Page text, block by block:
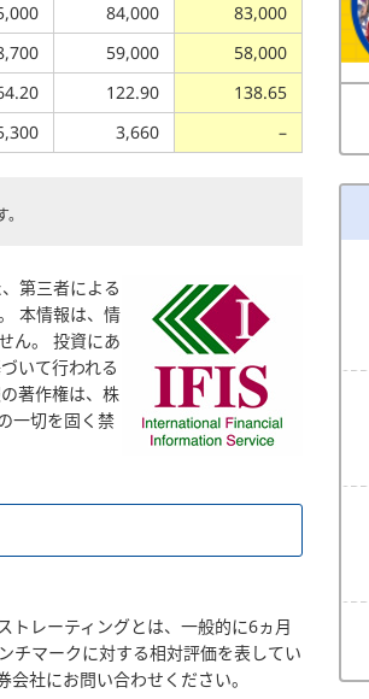
84,000
83,000
59,000
58,000
122.90
138.65
3,660 –
第三者による
本情報は、情
ん。 投資にあ
いて行われる
著作権は、株
一切を固く禁
トレーティングとは、一般的に6ヵ月
チマークに対する相対評価を表してい
社にお問い合わせください。